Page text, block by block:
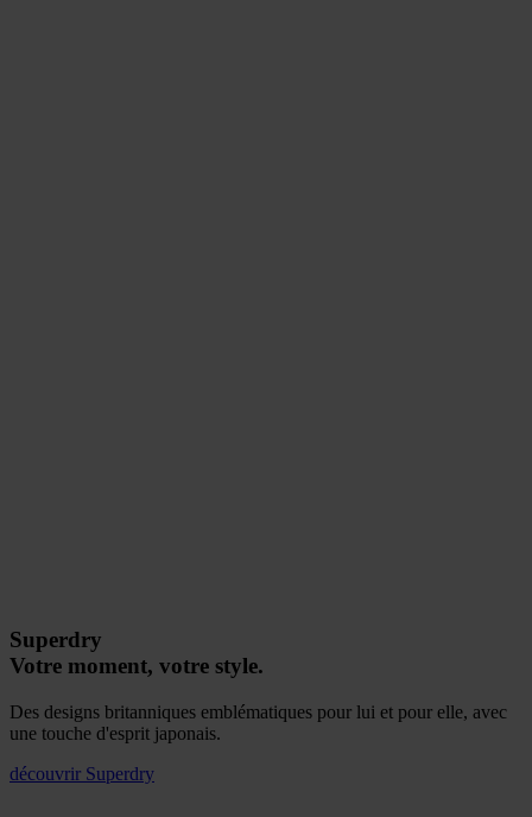
Superdry
Votre moment, votre style.
Des designs britanniques emblématiques pour lui et pour elle, avec
une touche d'esprit japonais.
découvrir Superdry